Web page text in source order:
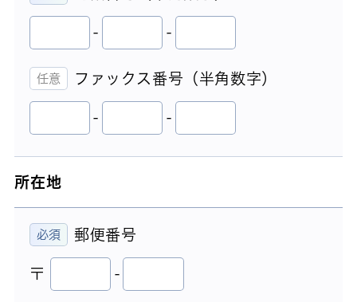
- -
ファックス番号（半角数字）
- -
所在地
郵便番号
〒 -